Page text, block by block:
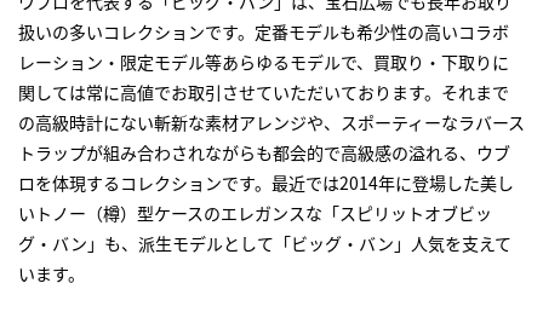
扱いの多いコレクションです。定番モデルも希少性の高いコラボ
レーション・限定モデル等あらゆるモデルで、買取り・下取りに
関しては常に高値でお取引させていただいております。それまで
の高級時計にない斬新な素材アレンジや、スポーティーなラバース
トラップが組み合わされながらも都会的で高級感の溢れる、ウブ
ロを体現するコレクションです。最近では2014年に登場した美し
いトノー（樽）型ケースのエレガンスな「スピリットオブビッ
グ・バン」も、派生モデルとして「ビッグ・バン」人気を支えて
います。